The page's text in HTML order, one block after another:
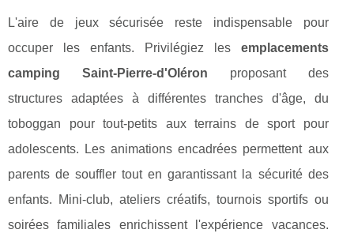
L'aire de jeux sécurisée reste indispensable pour
occuper les enfants. Privilégiez les emplacements
camping Saint-Pierre-d'Oléron proposant des
structures adaptées à différentes tranches d'âge, du
toboggan pour tout-petits aux terrains de sport pour
adolescents. Les animations encadrées permettent aux
parents de souffler tout en garantissant la sécurité des
enfants. Mini-club, ateliers créatifs, tournois sportifs ou
soirées familiales enrichissent l'expérience vacances.